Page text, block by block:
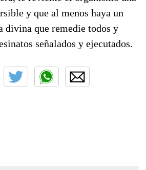
y que al menos haya un
divina que remedie todos y
señalados y ejecutados.